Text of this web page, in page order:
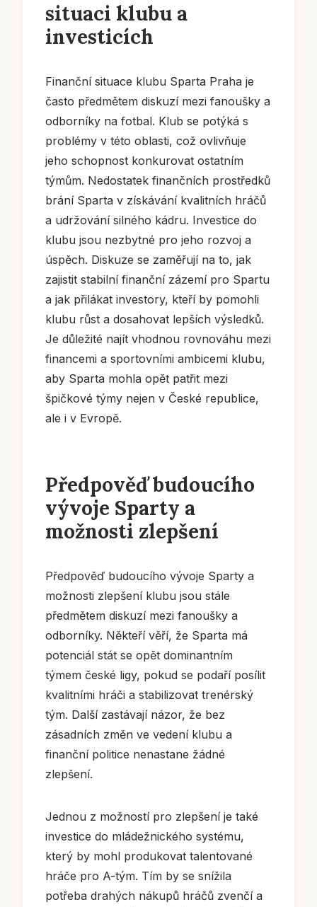
situaci klubu a
investicích
Finanční situace klubu Sparta Praha je
často předmětem diskuzí mezi fanoušky a
odborníky na fotbal. Klub se potýká s
problémy v této oblasti, což ovlivňuje
jeho schopnost konkurovat ostatním
týmům. Nedostatek finančních prostředků
brání Sparta v získávání kvalitních hráčů
a udržování silného kádru. Investice do
klubu jsou nezbytné pro jeho rozvoj a
úspěch. Diskuze se zaměřují na to, jak
zajistit stabilní finanční zázemí pro Spartu
a jak přilákat investory, kteří by pomohli
klubu růst a dosahovat lepších výsledků.
Je důležité najít vhodnou rovnováhu mezi
financemi a sportovními ambicemi klubu,
aby Sparta mohla opět patřit mezi
špičkové týmy nejen v České republice,
ale i v Evropě.
Předpověď budoucího
vývoje Sparty a
možnosti zlepšení
Předpověď budoucího vývoje Sparty a
možnosti zlepšení klubu jsou stále
předmětem diskuzí mezi fanoušky a
odborníky. Někteří věří, že Sparta má
potenciál stát se opět dominantním
týmem české ligy, pokud se podaří posílit
kvalitními hráči a stabilizovat trenérský
tým. Další zastávají názor, že bez
zásadních změn ve vedení klubu a
finanční politice nenastane žádné
zlepšení.
Jednou z možností pro zlepšení je také
investice do mládežnického systému,
který by mohl produkovat talentované
hráče pro A-tým. Tím by se snížila
potřeba drahých nákupů hráčů zvenčí a